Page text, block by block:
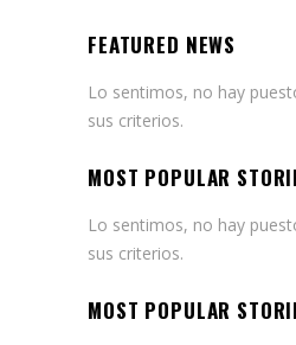
FEATURED NEWS
Lo sentimos, no hay
sus criterios.
MOST POPULAR
Lo sentimos, no hay
sus criterios.
MOST POPULAR